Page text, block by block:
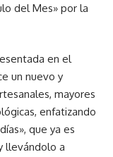
del Mes» por la
en el
un nuevo y
mayores
enfatizando
que ya es
llevándolo a